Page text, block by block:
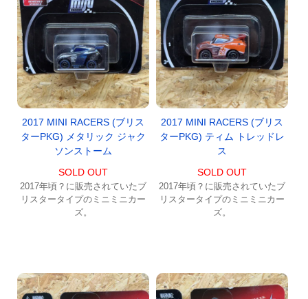
2017 MINI RACERS (ブリス
ターPKG) メタリック ジャク
ソンストーム
SOLD OUT
2017年頃？に販売されていたブ
リスタータイプのミニミニカー
ズ。
2017 MINI RACERS (ブリス
ターPKG) ティム トレッドレ
ス
SOLD OUT
2017年頃？に販売されていたブ
リスタータイプのミニミニカー
ズ。